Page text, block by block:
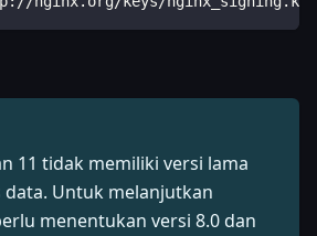
11 tidak memiliki versi lama
data. Untuk melanjutkan
menentukan versi 8.0 dan